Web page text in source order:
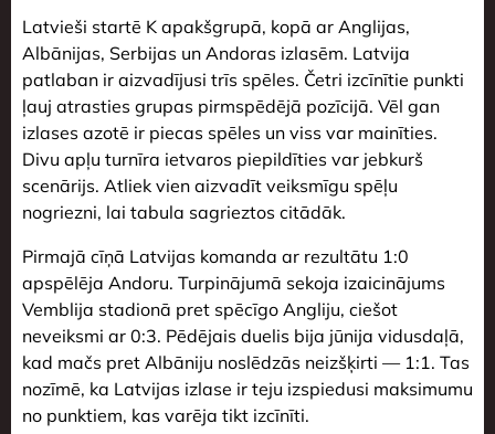
Latvieši startē K apakšgrupā, kopā ar Anglijas,
Albānijas, Serbijas un Andoras izlasēm. Latvija
patlaban ir aizvadījusi trīs spēles. Četri izcīnītie punkti
ļauj atrasties grupas pirmspēdējā pozīcijā. Vēl gan
izlases azotē ir piecas spēles un viss var mainīties.
Divu apļu turnīra ietvaros piepildīties var jebkurš
scenārijs. Atliek vien aizvadīt veiksmīgu spēļu
nogriezni, lai tabula sagrieztos citādāk.
Pirmajā cīņā Latvijas komanda ar rezultātu 1:0
apspēlēja Andoru. Turpinājumā sekoja izaicinājums
Vemblija stadionā pret spēcīgo Angliju, ciešot
neveiksmi ar 0:3. Pēdējais duelis bija jūnija vidusdaļā,
kad mačs pret Albāniju noslēdzās neizšķirti — 1:1. Tas
nozīmē, ka Latvijas izlase ir teju izspiedusi maksimumu
no punktiem, kas varēja tikt izcīnīti.